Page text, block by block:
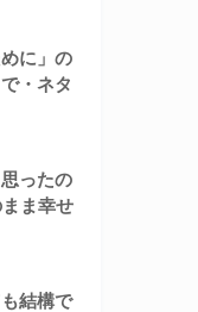
に」の
・ネタ
ったの
ま幸せ
結構で